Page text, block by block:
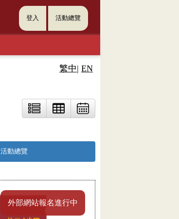
登入 活動總覽
繁中| EN
活動總覽
外部網站報名進行中